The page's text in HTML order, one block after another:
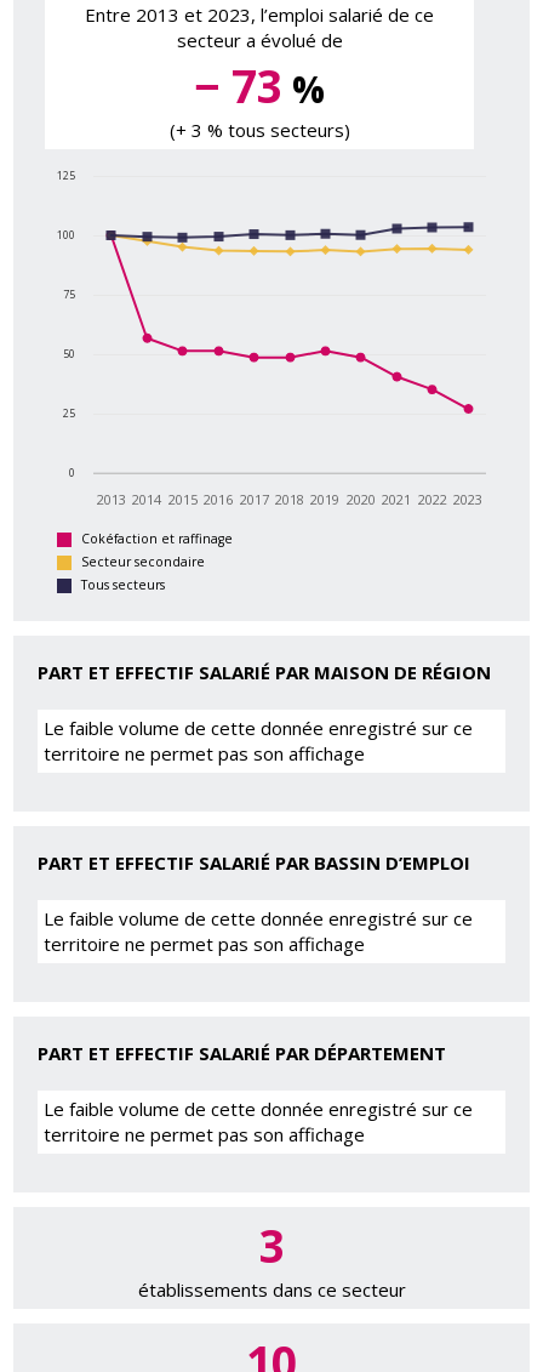
Entre 2013 et 2023, l’emploi salarié de ce
secteur a évolué de
− 73 %
(+ 3 % tous secteurs)
2013 2014 2015 2016 2017 2018 2019 2020 2021 2022 2023
0
25
50
75
100
125
Cokéfaction et raffinage
Secteur secondaire
Tous secteurs
PART ET EFFECTIF SALARIÉ PAR MAISON DE RÉGION
Le faible volume de cette donnée enregistré sur ce
territoire ne permet pas son affichage
PART ET EFFECTIF SALARIÉ PAR BASSIN D’EMPLOI
Le faible volume de cette donnée enregistré sur ce
territoire ne permet pas son affichage
PART ET EFFECTIF SALARIÉ PAR DÉPARTEMENT
Le faible volume de cette donnée enregistré sur ce
territoire ne permet pas son affichage
3
établissements dans ce secteur